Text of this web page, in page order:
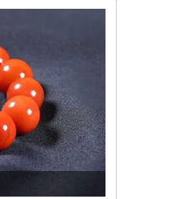
这个3.2米